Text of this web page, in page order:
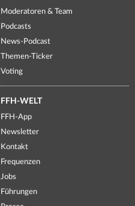
Moderatoren & Team
Podcasts
News-Podcast
Themen-Ticker
Voting
FFH-WELT
FFH-App
Newsletter
Kontakt
Frequenzen
Jobs
Führungen